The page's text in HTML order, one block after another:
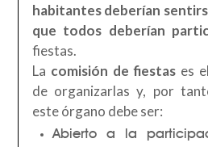
habitantes deberían
que todos deberían
fiestas.
La comisión de fiestases
de organizarlas y, por
este órgano debe ser:
Abierto a la